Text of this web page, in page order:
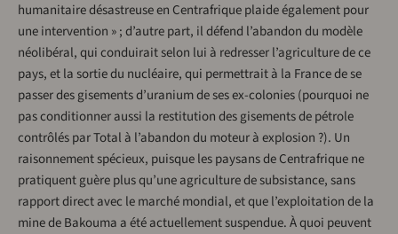
humanitaire désastreuse en Centrafrique plaide également pour
une intervention » ; d’autre part, il défend l’abandon du modèle
néolibéral, qui conduirait selon lui à redresser l’agriculture de ce
pays, et la sortie du nucléaire, qui permettrait à la France de se
passer des gisements d’uranium de ses ex-colonies (pourquoi ne
pas conditionner aussi la restitution des gisements de pétrole
contrôlés par Total à l’abandon du moteur à explosion ?). Un
raisonnement spécieux, puisque les paysans de Centrafrique ne
pratiquent guère plus qu’une agriculture de subsistance, sans
rapport direct avec le marché mondial, et que l’exploitation de la
mine de Bakouma a été actuellement suspendue. À quoi peuvent